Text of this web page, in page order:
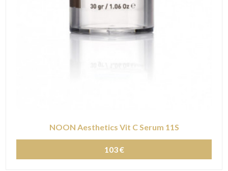
NOON Aesthetics Vit C Serum 11S
103 €